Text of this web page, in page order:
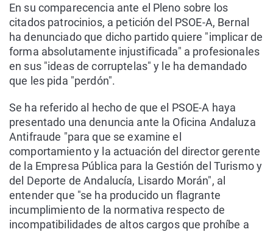
En su comparecencia ante el Pleno sobre los
citados patrocinios, a petición del PSOE-A, Bernal
ha denunciado que dicho partido quiere "implicar de
forma absolutamente injustificada" a profesionales
en sus "ideas de corruptelas" y le ha demandado
que les pida "perdón".
Se ha referido al hecho de que el PSOE-A haya
presentado una denuncia ante la Oficina Andaluza
Antifraude "para que se examine el
comportamiento y la actuación del director gerente
de la Empresa Pública para la Gestión del Turismo y
del Deporte de Andalucía, Lisardo Morán", al
entender que "se ha producido un flagrante
incumplimiento de la normativa respecto de
incompatibilidades de altos cargos que prohíbe a